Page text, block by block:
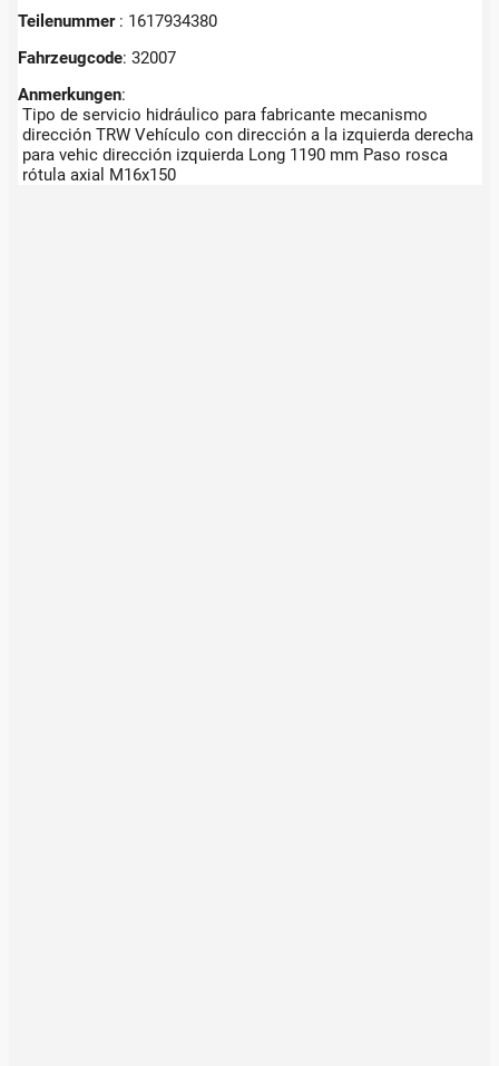
Teilenummer : 1617934380
Fahrzeugcode: 32007
Anmerkungen:
Tipo de servicio hidráulico para fabricante mecanismo
dirección TRW Vehículo con dirección a la izquierda derecha
para vehic dirección izquierda Long 1190 mm Paso rosca
rótula axial M16x150